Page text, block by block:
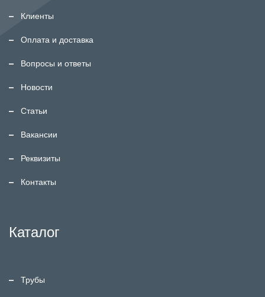
Клиенты
Оплата и доставка
Вопросы и ответы
Новости
Статьи
Вакансии
Реквизиты
Контакты
Каталог
Трубы